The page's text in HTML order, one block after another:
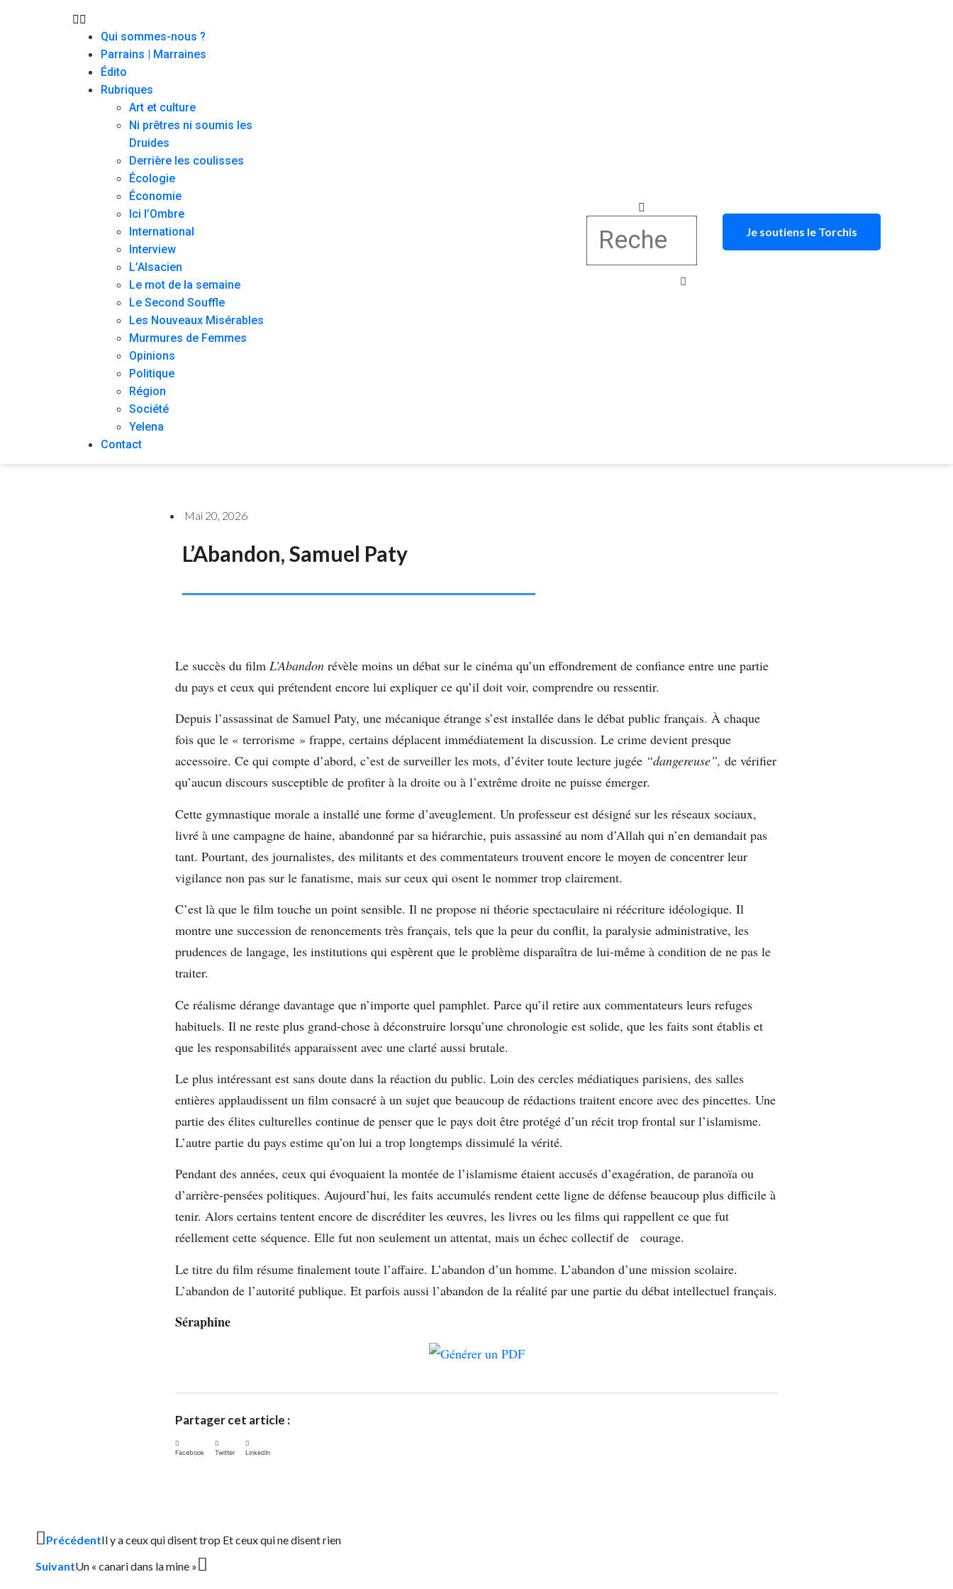
Qui sommes-nous ?
Parrains | Marraines
Édito
Rubriques
Art et culture
Ni prêtres ni soumis les
Druides
Derrière les coulisses
Écologie
Économie
Ici l’Ombre
International
Interview
L’Alsacien
Le mot de la semaine
Le Second Souffle
Les Nouveaux Misérables
Murmures de Femmes
Opinions
Politique
Région
Société
Yelena
Contact
Je soutiens le Torchis
Mai 20, 2026
L’Abandon, Samuel Paty
Le succès du film L’Abandon révèle moins un débat sur le cinéma qu’un effondrement de confiance entre une partie
du pays et ceux qui prétendent encore lui expliquer ce qu’il doit voir, comprendre ou ressentir.
Depuis l’assassinat de Samuel Paty, une mécanique étrange s’est installée dans le débat public français. À chaque
fois que le « terrorisme » frappe, certains déplacent immédiatement la discussion. Le crime devient presque
accessoire. Ce qui compte d’abord, c’est de surveiller les mots, d’éviter toute lecture jugée “dangereuse”, de vérifier
qu’aucun discours susceptible de profiter à la droite ou à l’extrême droite ne puisse émerger.
Cette gymnastique morale a installé une forme d’aveuglement. Un professeur est désigné sur les réseaux sociaux,
livré à une campagne de haine, abandonné par sa hiérarchie, puis assassiné au nom d’Allah qui n’en demandait pas
tant. Pourtant, des journalistes, des militants et des commentateurs trouvent encore le moyen de concentrer leur
vigilance non pas sur le fanatisme, mais sur ceux qui osent le nommer trop clairement.
C’est là que le film touche un point sensible. Il ne propose ni théorie spectaculaire ni réécriture idéologique. Il
montre une succession de renoncements très français, tels que la peur du conflit, la paralysie administrative, les
prudences de langage, les institutions qui espèrent que le problème disparaîtra de lui-même à condition de ne pas le
traiter.
Ce réalisme dérange davantage que n’importe quel pamphlet. Parce qu’il retire aux commentateurs leurs refuges
habituels. Il ne reste plus grand-chose à déconstruire lorsqu’une chronologie est solide, que les faits sont établis et
que les responsabilités apparaissent avec une clarté aussi brutale.
Le plus intéressant est sans doute dans la réaction du public. Loin des cercles médiatiques parisiens, des salles
entières applaudissent un film consacré à un sujet que beaucoup de rédactions traitent encore avec des pincettes. Une
partie des élites culturelles continue de penser que le pays doit être protégé d’un récit trop frontal sur l’islamisme.
L’autre partie du pays estime qu’on lui a trop longtemps dissimulé la vérité.
Pendant des années, ceux qui évoquaient la montée de l’islamisme étaient accusés d’exagération, de paranoïa ou
d’arrière-pensées politiques. Aujourd’hui, les faits accumulés rendent cette ligne de défense beaucoup plus difficile à
tenir. Alors certains tentent encore de discréditer les œuvres, les livres ou les films qui rappellent ce que fut
réellement cette séquence. Elle fut non seulement un attentat, mais un échec collectif de courage.
Le titre du film résume finalement toute l’affaire. L’abandon d’un homme. L’abandon d’une mission scolaire.
L’abandon de l’autorité publique. Et parfois aussi l’abandon de la réalité par une partie du débat intellectuel français.
Séraphine
Partager cet article :
Facebook Twitter LinkedIn
PrécédentIl y a ceux qui disent trop Et ceux qui ne disent rien
SuivantUn « canari dans la mine »